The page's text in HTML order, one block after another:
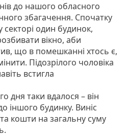
до нашого обласного
збагачення. Спочатку
секторі один будинок,
вікно, аби
що в помешканні хтось є,
Підозрілого чоловіка
встигла
дня таки вдалося – він
іншого будинку. Виніс
кошти на загальну суму